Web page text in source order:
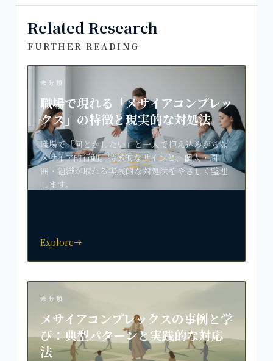
Related Research
FURTHER READING
未分類
職場で現れる「メサイアコンプレッ
クス」の特徴と現実的な対処法
職場で「何とかしたい」と一人で抱え込みがちな
メサイア的行動。特徴的なサインと、個人・周
囲・組織が取れる実践的な対処法をやさしく整理
します。
Exploreeast
未分類
メサイアコンプレックスの事例と学
び：典型パターンと実践的な対応
法